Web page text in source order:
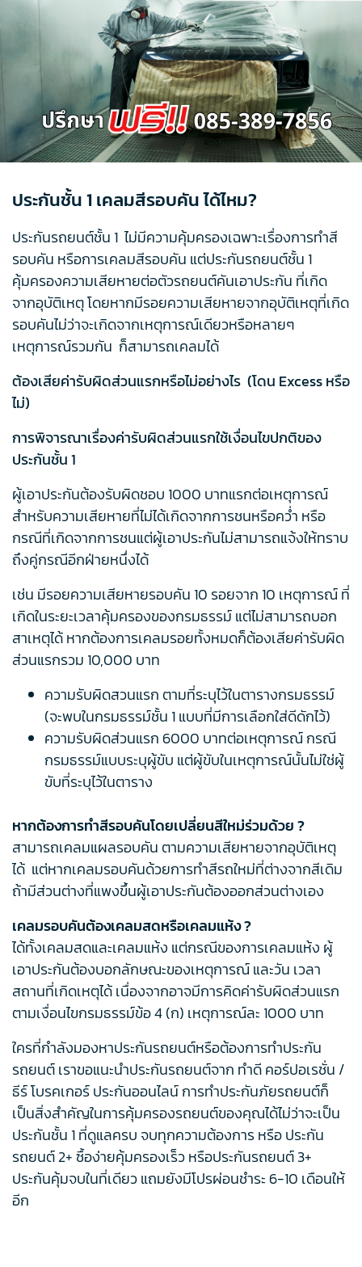
ประกันชั้น 1 เคลมสีรอบคัน ได้ไหม?
ประกันรถยนต์ชั้น 1 ไม่มีความคุ้มครองเฉพาะเรื่องการทำสี
รอบคัน หรือการเคลมสีรอบคัน แต่ประกันรถยนต์ชั้น 1
คุ้มครองความเสียหายต่อตัวรถยนต์คันเอาประกัน ที่เกิด
จากอุบัติเหตุ โดยหากมีรอยความเสียหายจากอุบัติเหตุที่เกิด
รอบคันไม่ว่าจะเกิดจากเหตุการณ์เดียวหรือหลายๆ
เหตุการณ์รวมกัน ก็สามารถเคลมได้
ต้องเสียค่ารับผิดส่วนแรกหรือไม่อย่างไร (โดน Excess หรือ
ไม่)
การพิจารณาเรื่องค่ารับผิดส่วนแรกใช้เงื่อนไขปกติของ
ประกันชั้น 1
ผู้เอาประกันต้องรับผิดชอบ 1000 บาทแรกต่อเหตุการณ์
สำหรับความเสียหายที่ไม่ได้เกิดจากการชนหรือคว่ำ หรือ
กรณีที่เกิดจากการชนแต่ผู้เอาประกันไม่สามารถแจ้งให้ทราบ
ถึงคู่กรณีอีกฝ่ายหนึ่งได้
เช่น มีรอยความเสียหายรอบคัน 10 รอยจาก 10 เหตุการณ์ ที่
เกิดในระยะเวลาคุ้มครองของกรมธรรม์ แต่ไม่สามารถบอก
สาเหตุได้ หากต้องการเคลมรอยทั้งหมดก็ต้องเสียค่ารับผิด
ส่วนแรกรวม 10,000 บาท
ความรับผิดสวนแรก ตามที่ระบุไว้ในตารางกรมธรรม์
(จะพบในกรมธรรม์ชั้น 1 แบบที่มีการเลือกใส่ดีดักไว้)
ความรับผิดส่วนแรก 6000 บาทต่อเหตุการณ์ กรณี
กรมธรรม์แบบระบุผู้ขับ แต่ผู้ขับในเหตุการณ์นั้นไม่ใช่ผู้
ขับที่ระบุไว้ในตาราง
หากต้องการทำสีรอบคันโดยเปลี่ยนสีใหม่ร่วมด้วย ?
สามารถเคลมแผลรอบคัน ตามความเสียหายจากอุบัติเหตุ
ได้ แต่หากเคลมรอบคันด้วยการทำสีรถใหม่ที่ต่างจากสีเดิม
ถ้ามีส่วนต่างที่แพงขึ้นผู้เอาประกันต้องออกส่วนต่างเอง
เคลมรอบคันต้องเคลมสดหรือเคลมแห้ง ?
ได้ทั้งเคลมสดและเคลมแห้ง แต่กรณีของการเคลมแห้ง ผู้
เอาประกันต้องบอกลักษณะของเหตุการณ์ และวัน เวลา
สถานที่เกิดเหตุได้ เนื่องจากอาจมีการคิดค่ารับผิดส่วนแรก
ตามเงื่อนไขกรมธรรม์ข้อ 4 (ก) เหตุการณ์ละ 1000 บาท
ใครที่กำลังมองหาประกันรถยนต์หรือต้องการทำประกัน
รถยนต์ เราขอแนะนำประกันรถยนต์จาก ทำดี คอร์ปอเรชั่น /
ธีร์ โบรคเกอร์ ประกันออนไลน์ การทำประกันภัยรถยนต์ก็
เป็นสิ่งสำคัญในการคุ้มครองรถยนต์ของคุณได้ไม่ว่าจะเป็น
ประกันชั้น 1 ที่ดูแลครบ จบทุกความต้องการ หรือ ประกัน
รถยนต์ 2+ ซื้อง่ายคุ้มครองเร็ว หรือประกันรถยนต์ 3+
ประกันคุ้มจบในที่เดียว แถมยังมีโปรผ่อนชำระ 6-10 เดือนให้
อีก